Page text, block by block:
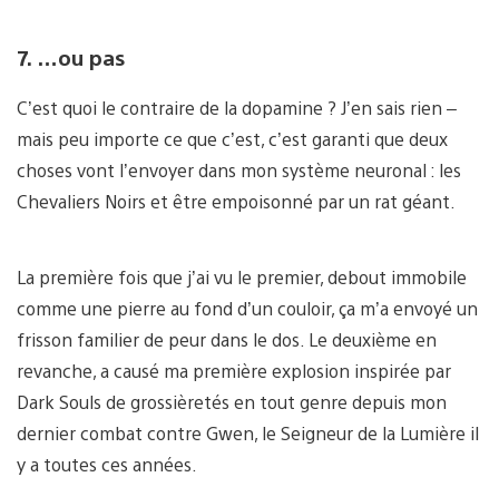
7. …ou pas
C’est quoi le contraire de la dopamine ? J’en sais rien –
mais peu importe ce que c’est, c’est garanti que deux
choses vont l’envoyer dans mon système neuronal : les
Chevaliers Noirs et être empoisonné par un rat géant.
La première fois que j’ai vu le premier, debout immobile
comme une pierre au fond d’un couloir, ça m’a envoyé un
frisson familier de peur dans le dos. Le deuxième en
revanche, a causé ma première explosion inspirée par
Dark Souls de grossièretés en tout genre depuis mon
dernier combat contre Gwen, le Seigneur de la Lumière il
y a toutes ces années.